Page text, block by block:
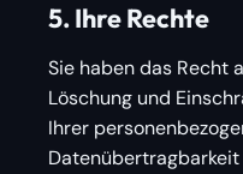
5. Ihre Rechte
Sie haben das Recht
Löschung und
Ihrer